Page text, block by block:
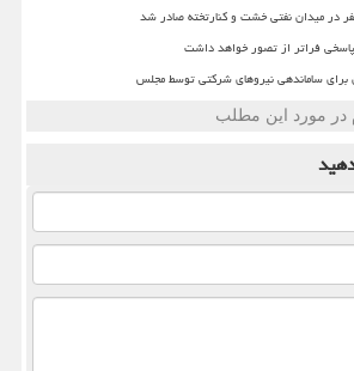
فراتر از تصور خواهد داشت
برای ساماندهی نیروهای شرکتی توسط مجلس
در مورد این مطلب